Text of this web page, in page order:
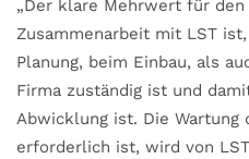
„Der klare Mehrwert für
Zusammenarbeit mit LST
Planung, beim Einbau, als
Firma zuständig ist und
Abwicklung ist. Die Wartung
erforderlich ist, wird von